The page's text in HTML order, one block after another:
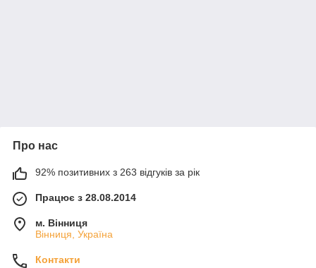
Про нас
92% позитивних з 263 відгуків за рік
Працює з 28.08.2014
м. Вінниця
Вінниця, Україна
Контакти